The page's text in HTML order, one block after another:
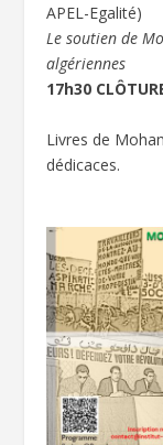
APEL-Egalité)
Le soutien de
algériennes
17h30
Livres de
dédicaces.